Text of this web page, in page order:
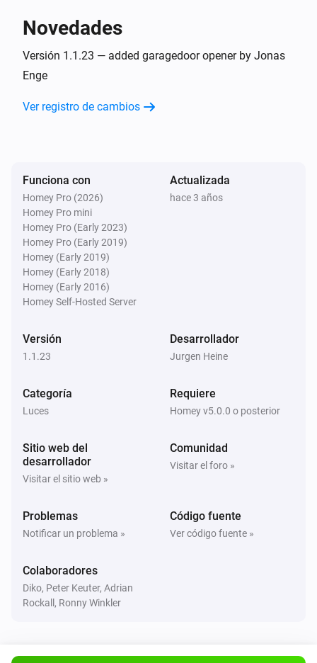
La alarma general se ha desactivado
El nivel de la batería ha cambiado
Contactsensor
La alarma de contacto se ha desactivado
Contactsensor
El nivel de la batería ha cambiado
GarageDoorOpener
Abiertos
La temperatura ha cambiado
Heater
La temperatura deseada ha cambiado
Novedades
Versión 1.1.23 — added garagedoor opener by Jonas
Enge
Ver registro de cambios
Funciona con
Homey Pro (2026)
Homey Pro mini
Homey Pro (Early 2023)
Homey Pro (Early 2019)
Homey (Early 2019)
Homey (Early 2018)
Homey (Early 2016)
Homey Self-Hosted Server
Actualizada
hace 3 años
Versión
1.1.23
Desarrollador
Jurgen Heine
Categoría
Luces
Requiere
Homey v5.0.0 o posterior
Sitio web del
desarrollador
Visitar el sitio web »
Comunidad
Visitar el foro »
Problemas
Notificar un problema »
Código fuente
Ver código fuente »
Colaboradores
Diko, Peter Keuter, Adrian
Rockall, Ronny Winkler